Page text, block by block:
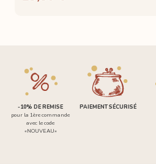
-10% DE REMISE
pour la 1ère commande
avec le code
«NOUVEAU»
PAIEMENT SÉCURISÉ